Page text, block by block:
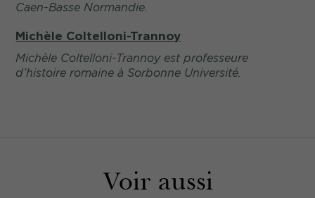
Caen-Basse Normandie.
Michèle Coltelloni-Trannoy
Michèle Coltelloni-Trannoy est professeure
d’histoire romaine à Sorbonne Université.
Voir aussi